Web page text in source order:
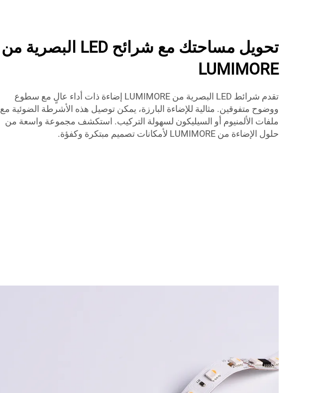
تحويل مساحتك مع شرائح LED البصرية من
LUMIMORE
تقدم شرائط LED البصرية من LUMIMORE إضاءة ذات أداء عالٍ مع سطوع
ووضوح متفوقين. مثالية للإضاءة البارزة، يمكن توصيل هذه الأشرطة الضوئية مع
ملفات الألمنيوم أو السيليكون لسهولة التركيب. استكشف مجموعة واسعة من
حلول الإضاءة من LUMIMORE لأمكانات تصميم مبتكرة وكفؤة.